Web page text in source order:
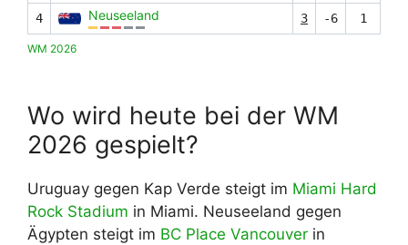
4 Neuseeland 3 -6 1
WM 2026
Wo wird heute bei der WM
2026 gespielt?
Uruguay gegen Kap Verde steigt im Miami Hard
Rock Stadium in Miami. Neuseeland gegen
Ägypten steigt im BC Place Vancouver in